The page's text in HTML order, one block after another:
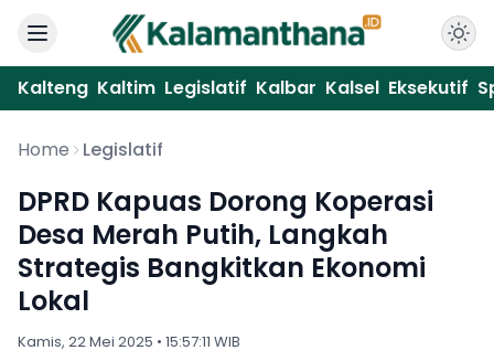
Kalteng Kaltim Legislatif Kalbar Kalsel Eksekutif
Home Legislatif
DPRD Kapuas Dorong Koperasi
Desa Merah Putih, Langkah
Strategis Bangkitkan Ekonomi
Lokal
Kamis, 22 Mei 2025 • 15:57:11 WIB